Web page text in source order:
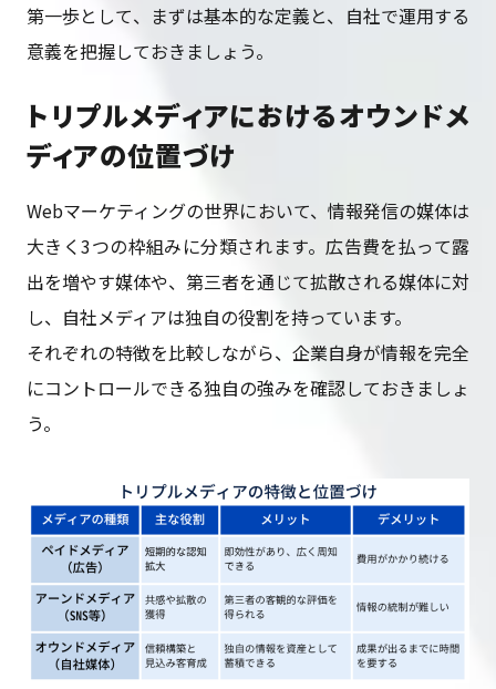
第一歩として、まずは基本的な定義と、自社で運用する
意義を把握しておきましょう。
トリプルメディアにおけるオウンドメ
ディアの位置づけ
Webマーケティングの世界において、情報発信の媒体は
大きく3つの枠組みに分類されます。広告費を払って露
出を増やす媒体や、第三者を通じて拡散される媒体に対
し、自社メディアは独自の役割を持っています。
それぞれの特徴を比較しながら、企業自身が情報を完全
にコントロールできる独自の強みを確認しておきましょ
う。